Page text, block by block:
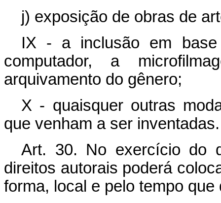
j) exposição de obras de
IX - a inclusão em base
computador, a
arquivamento do gênero;
X - quaisquer outras
que venham a ser inventadas.
Art. 30. No exercício do
direitos autorais poderá
forma, local e pelo tempo